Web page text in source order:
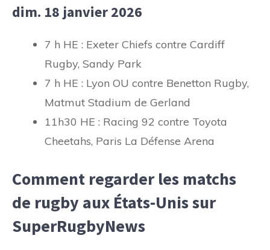
dim. 18 janvier 2026
7 h HE : Exeter Chiefs contre Cardiff
Rugby, Sandy Park
7 h HE : Lyon OU contre Benetton Rugby,
Matmut Stadium de Gerland
11h30 HE : Racing 92 contre Toyota
Cheetahs, Paris La Défense Arena
Comment regarder les matchs
de rugby aux États-Unis sur
SuperRugbyNews